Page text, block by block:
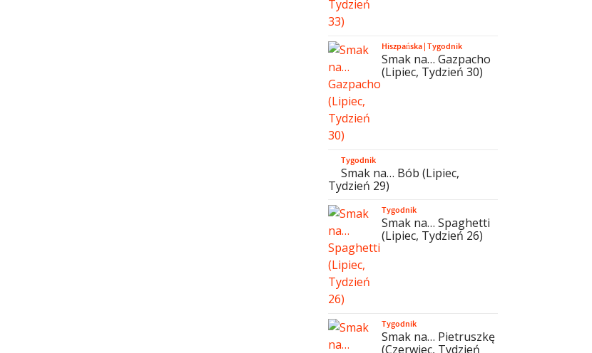
Hiszpańska|Tygodnik
Smak na… Gazpacho
(Lipiec, Tydzień 30)
Tygodnik
Smak na… Bób (Lipiec,
Tydzień 29)
Tygodnik
Smak na… Spaghetti
(Lipiec, Tydzień 26)
Tygodnik
Smak na… Pietruszkę
(Czerwiec, Tydzień